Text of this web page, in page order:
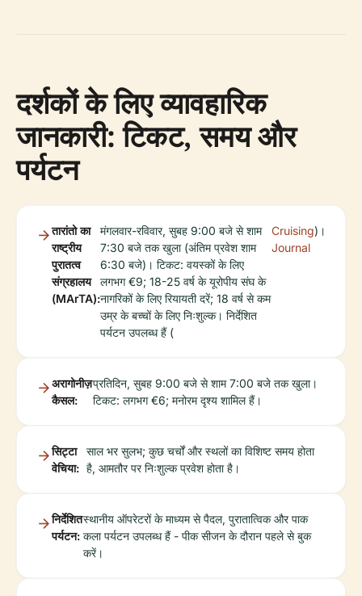
दर्शकों के लिए व्यावहारिक
जानकारी: टिकट, समय और
पर्यटन
तारांतो का
राष्ट्रीय
पुरातत्व
संग्रहालय
(MArTA):
मंगलवार-रविवार, सुबह 9:00 बजे से शाम
7:30 बजे तक खुला (अंतिम प्रवेश शाम
6:30 बजे)। टिकट: वयस्कों के लिए
लगभग €9; 18-25 वर्ष के यूरोपीय संघ के
नागरिकों के लिए रियायती दरें; 18 वर्ष से कम
उम्र के बच्चों के लिए निःशुल्क। निर्देशित
पर्यटन उपलब्ध हैं (
Cruising
Journal
)।
अरागोनीज़
कैसल:
प्रतिदिन, सुबह 9:00 बजे से शाम 7:00 बजे तक खुला।
टिकट: लगभग €6; मनोरम दृश्य शामिल हैं।
सिट्टा
वेचिया:
साल भर सुलभ; कुछ चर्चों और स्थलों का विशिष्ट समय होता
है, आमतौर पर निःशुल्क प्रवेश होता है।
निर्देशित
पर्यटन:
स्थानीय ऑपरेटरों के माध्यम से पैदल, पुरातात्विक और पाक
कला पर्यटन उपलब्ध हैं - पीक सीजन के दौरान पहले से बुक
करें।